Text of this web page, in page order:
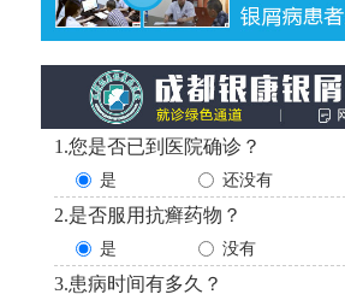
1.您是否已到医院确诊？
是 还没有
2.是否服用抗癣药物？
是 没有
3.患病时间有多久？